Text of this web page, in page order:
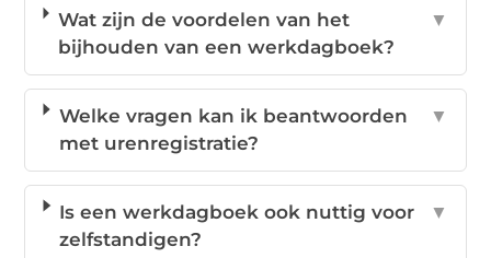
Wat zijn de voordelen van het
bijhouden van een werkdagboek?
▼
Welke vragen kan ik beantwoorden
met urenregistratie?
▼
Is een werkdagboek ook nuttig voor
zelfstandigen?
▼